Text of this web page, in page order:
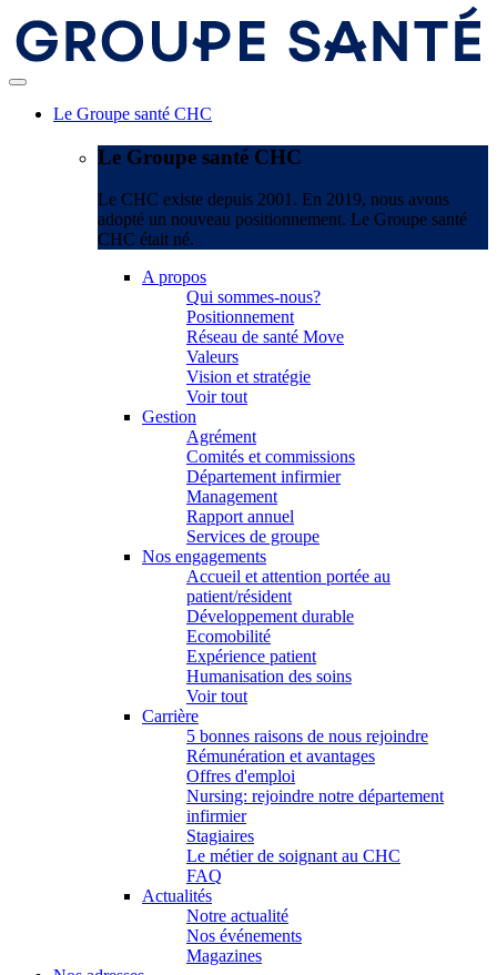
Le Groupe santé CHC
Le Groupe santé CHC
Le CHC existe depuis 2001. En 2019, nous avons
adopté un nouveau positionnement. Le Groupe santé
CHC était né.
A propos
Qui sommes-nous?
Positionnement
Réseau de santé Move
Valeurs
Vision et stratégie
Voir tout
Gestion
Agrément
Comités et commissions
Département infirmier
Management
Rapport annuel
Services de groupe
Nos engagements
Accueil et attention portée au
patient/résident
Développement durable
Ecomobilité
Expérience patient
Humanisation des soins
Voir tout
Carrière
5 bonnes raisons de nous rejoindre
Rémunération et avantages
Offres d'emploi
Nursing: rejoindre notre département
infirmier
Stagiaires
Le métier de soignant au CHC
FAQ
Actualités
Notre actualité
Nos événements
Magazines